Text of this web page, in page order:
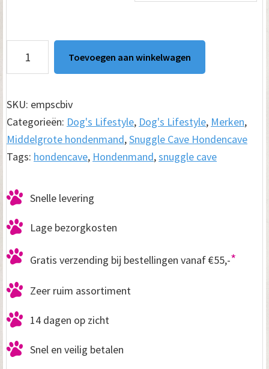
Cave
Boucle
Deluxe
Ivoor
aantal
Toevoegen aan winkelwagen
SKU: empscbiv
Categorieën: Dog's Lifestyle, Dog's Lifestyle, Merken,
Middelgrote hondenmand,Snuggle Cave Hondencave
Tags: hondencave, Hondenmand,snuggle cave
Snelle levering
Lage bezorgkosten
Gratis verzending bij bestellingen vanaf €55,-*
Zeer ruim assortiment
14 dagen op zicht
Snel en veilig betalen